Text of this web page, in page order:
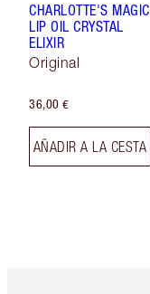
CHARLOTTE'S MAGIC
LIP OIL CRYSTAL
ELIXIR
Original
36,00 €
AÑADIR A LA CESTA